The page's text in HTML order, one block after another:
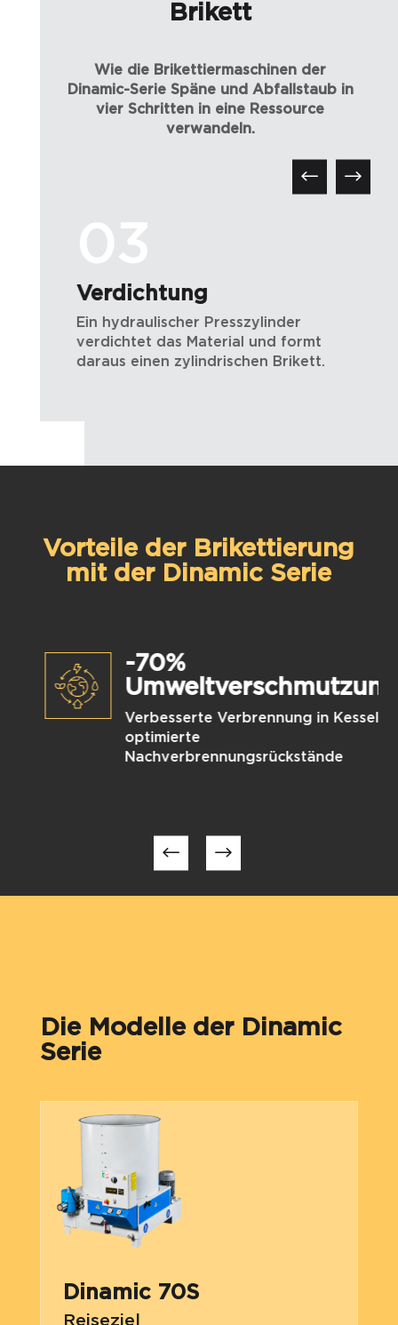
Brikett
Wie die Brikettiermaschinen der
Dinamic-Serie Späne und Abfallstaub in
vier Schritten in eine Ressource
verwandeln.
03
Verdichtung
Ein hydraulischer Presszylinder
verdichtet das Material und formt
daraus einen zylindrischen Brikett.
Vorteile der Brikettierung
mit der Dinamic Serie
-70%
Umweltverschmutzung
Verbesserte Verbrennung in Kesseln,
optimierte
Nachverbrennungsrückstände
Die Modelle der Dinamic
Serie
Dinamic 70S
Reiseziel